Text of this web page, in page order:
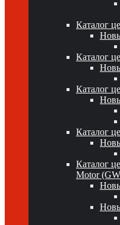
Каталог
Каталог
Каталог
Каталог
Каталог
Motor